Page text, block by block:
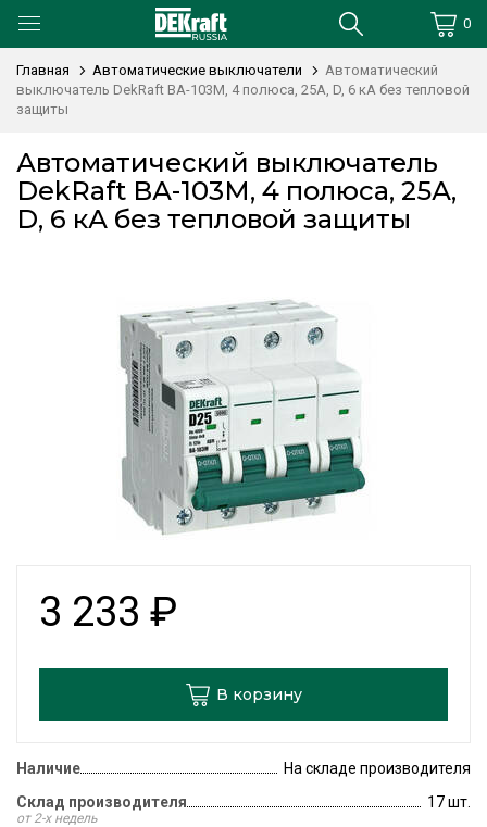
0
Главная Автоматические выключатели
Автоматический
выключатель DekRaft ВА-103М, 4 полюса, 25А, D, 6 кА без тепловой
защиты
Автоматический выключатель
DekRaft ВА-103М, 4 полюса, 25А,
D, 6 кА без тепловой защиты
3 233 ₽
В корзину
Наличие
На складе производителя
Склад производителя
от 2-х недель
17 шт.